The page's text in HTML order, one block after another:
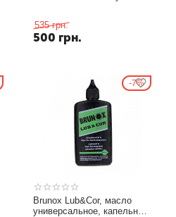
535 грн.
500 грн.
7%
Brunox Lub&Cor, масло
универсальное, капельный